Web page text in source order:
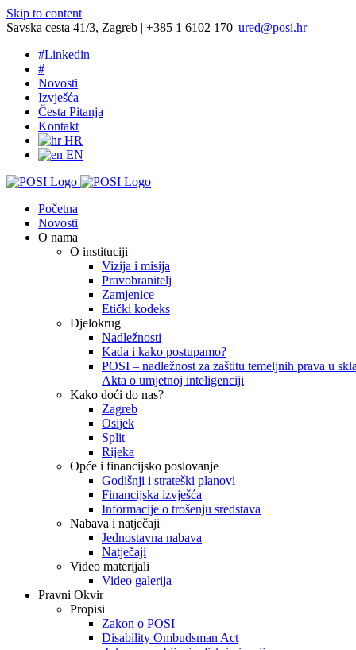
Skip to content
Savska cesta 41/3, Zagreb | +385 1 6102 170| ured@posi.hr
#Linkedin
#
Novosti
Izvješća
Česta Pitanja
Kontakt
HR
EN
Početna
Novosti
O nama
O instituciji
Vizija i misija
Pravobranitelj
Zamjenice
Etički kodeks
Djelokrug
Nadležnosti
Kada i kako postupamo?
POSI – nadležnost za zaštitu temeljnih prava u
Akta o umjetnoj inteligenciji
Kako doći do nas?
Zagreb
Osijek
Split
Rijeka
Opće i financijsko poslovanje
Godišnji i strateški planovi
Financijska izvješća
Informacije o trošenju sredstava
Nabava i natječaji
Jednostavna nabava
Natječaji
Video materijali
Video galerija
Pravni Okvir
Propisi
Zakon o POSI
Disability Ombudsman Act